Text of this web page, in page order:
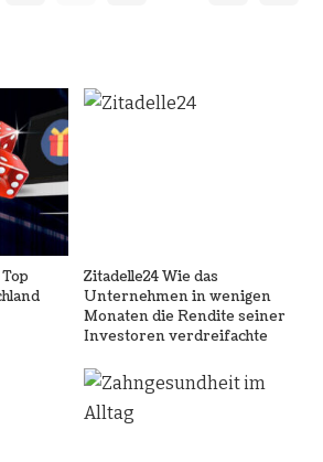
Zitadelle24 Wie das
Unternehmen in wenigen
Monaten die Rendite seiner
Investoren verdreifachte